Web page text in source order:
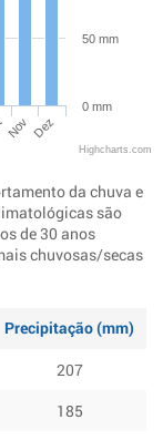
Nov Dez
0 mm
50 mm
Highcharts.com
da chuva e
são
de 30 anos
chuvosas/secas
Precipitação (mm)
207
185